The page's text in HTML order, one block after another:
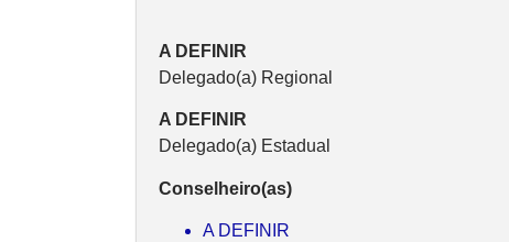
A DEFINIR
Delegado(a) Regional
A DEFINIR
Delegado(a) Estadual
Conselheiro(as)
A DEFINIR